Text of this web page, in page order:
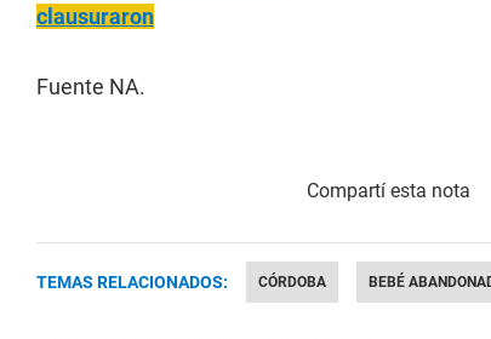
clausuraron
Fuente NA.
TEMAS RELACIONADOS: CÓRDOBA BEBÉ